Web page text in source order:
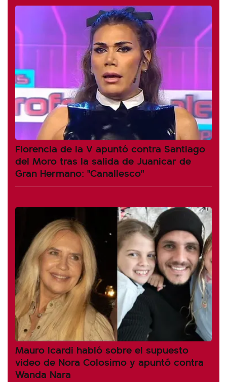
Florencia de la V apuntó contra Santiago
del Moro tras la salida de Juanicar de
Gran Hermano: "Canallesco"
Mauro Icardi habló sobre el supuesto
video de Nora Colosimo y apuntó contra
Wanda Nara